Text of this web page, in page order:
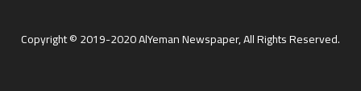
Copyright © 2019-2020 AlYeman Newspaper, All Rights Reserved.